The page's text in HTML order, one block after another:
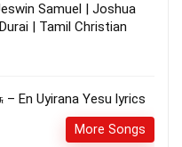
Samuel | Joshua
| Tamil Christian
En Uyirana Yesu lyrics
More Songs